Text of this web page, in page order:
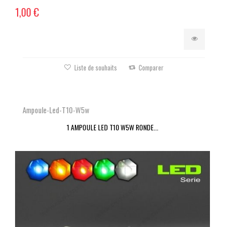
1,00 €
Liste de souhaits Comparer
Ampoule-Led-T10-W5w
1 AMPOULE LED T10 W5W RONDE...